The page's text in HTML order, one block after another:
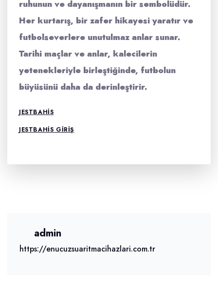
ruhunun ve dayanışmanın bir sembolüdür.
Her kurtarış, bir zafer hikayesi yaratır ve
futbolseverlere unutulmaz anlar sunar.
Tarihi maçlar ve anlar, kalecilerin
yetenekleriyle birleştiğinde, futbolun
büyüsünü daha da derinleştirir.
JESTBAHIS
JESTBAHIS GIRIŞ
admin
https://enucuzsuaritmacihazlari.com.tr